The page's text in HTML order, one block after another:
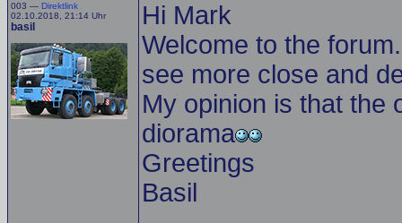
003 — Direktlink
02.10.2018, 21:14 Uhr
basil
Hi Mark
Welcome to the
see more close and
My opinion is that the
diorama
Greetings
Basil